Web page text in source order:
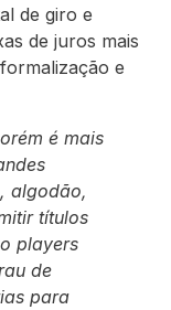
de giro e
de juros mais
e
é mais
algodão,
títulos
players
de
para